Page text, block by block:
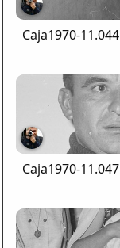
Caja1970-11.044
Caja1970-11.047